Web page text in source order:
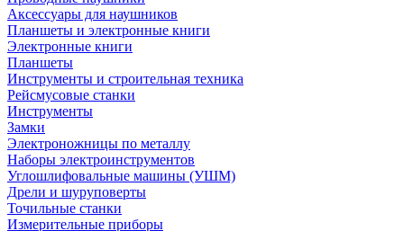
Аксессуары для наушников
Планшеты и электронные книги
Электронные книги
Планшеты
Инструменты и строительная техника
Рейсмусовые станки
Инструменты
Замки
Электроножницы по металлу
Наборы электроинструментов
Углошлифовальные машины (УШМ)
Дрели и шуруповерты
Точильные станки
Измерительные приборы